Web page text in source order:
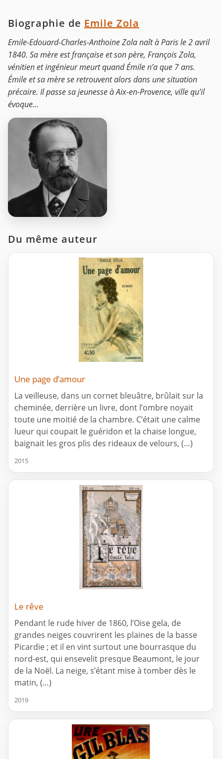
Biographie de Emile Zola
Emile-Edouard-Charles-Anthoine Zola naît à Paris le 2 avril
1840. Sa mère est française et son père, François Zola,
vénitien et ingénieur meurt quand Émile n’a que 7 ans.
Émile et sa mère se retrouvent alors dans une situation
précaire. Il passe sa jeunesse à Aix-en-Provence, ville qu’il
évoque...
Du même auteur
Une page d’amour
La veilleuse, dans un cornet bleuâtre, brûlait sur la
cheminée, derrière un livre, dont l’ombre noyait
toute une moitié de la chambre. C’était une calme
lueur qui coupait le guéridon et la chaise longue,
baignait les gros plis des rideaux de velours, (…)
2015
Le rêve
Pendant le rude hiver de 1860, l’Oise gela, de
grandes neiges couvrirent les plaines de la basse
Picardie ; et il en vint surtout une bourrasque du
nord-est, qui ensevelit presque Beaumont, le jour
de la Noël. La neige, s’étant mise à tomber dès le
matin, (…)
2019